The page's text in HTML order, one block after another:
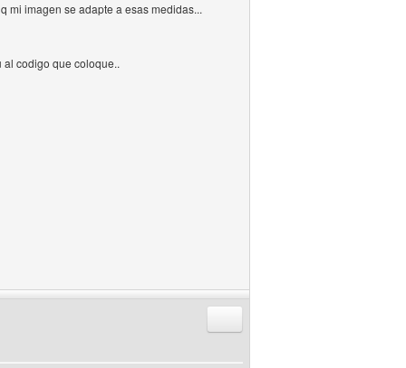
mi imagen se adapte a esas medidas...
al codigo que coloque..